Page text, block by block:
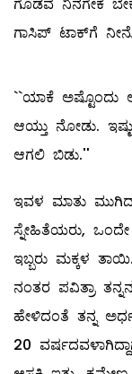
ಗೊಡವೆ ನಿನಗೇಕೆ
ಗಾಸಿಪ್‌ ಟಾಕ್‌ಗೆ
``ಯಾಕೆ ಅಷ್ಟೊಂದು
ಆಯ್ತು ನೋಡು.
ಆಗಲಿ ಬಿಡು.''
ಇವಳ ಮಾತು
ಸ್ನೇಹಿತೆಯರು,
ಇಬ್ಬರು ಮಕ್ಕಳ
ನಂತರ ಪವಿತ್ರಾ
ಹೇಳಿದಂತೆ ತನ್ನ
20